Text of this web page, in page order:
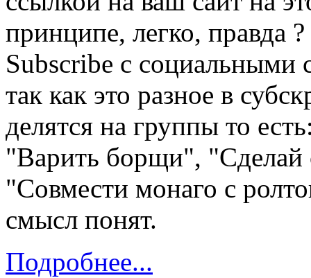
принципе, легко, правда
Subscribe с социальными
так как это разное в
делятся на группы то
"Варить борщи", "Сделай
"Совмести монаго с
смысл понят.
Подробнее...